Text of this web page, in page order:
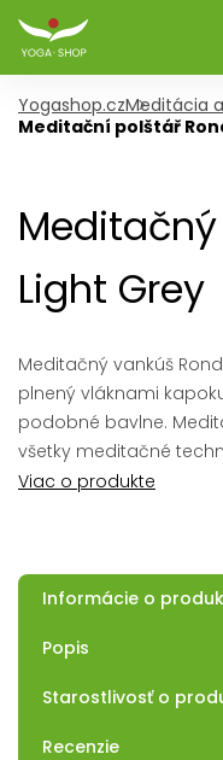
Yogashop.czMeditácia
Meditační polštář
Light Grey
Meditačný vankúš
plnený vláknami
podobné bavlne.
všetky meditačné
Viac o produkte
Informácie o
Popis
Starostlivosť o
Recenzie